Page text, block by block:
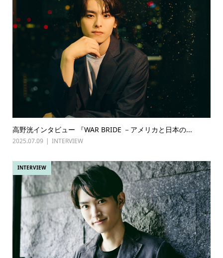
高野洸インタビュー 『WAR BRIDE －アメリカと日本の...
2025.07.09 INTERVIEW
INTERVIEW